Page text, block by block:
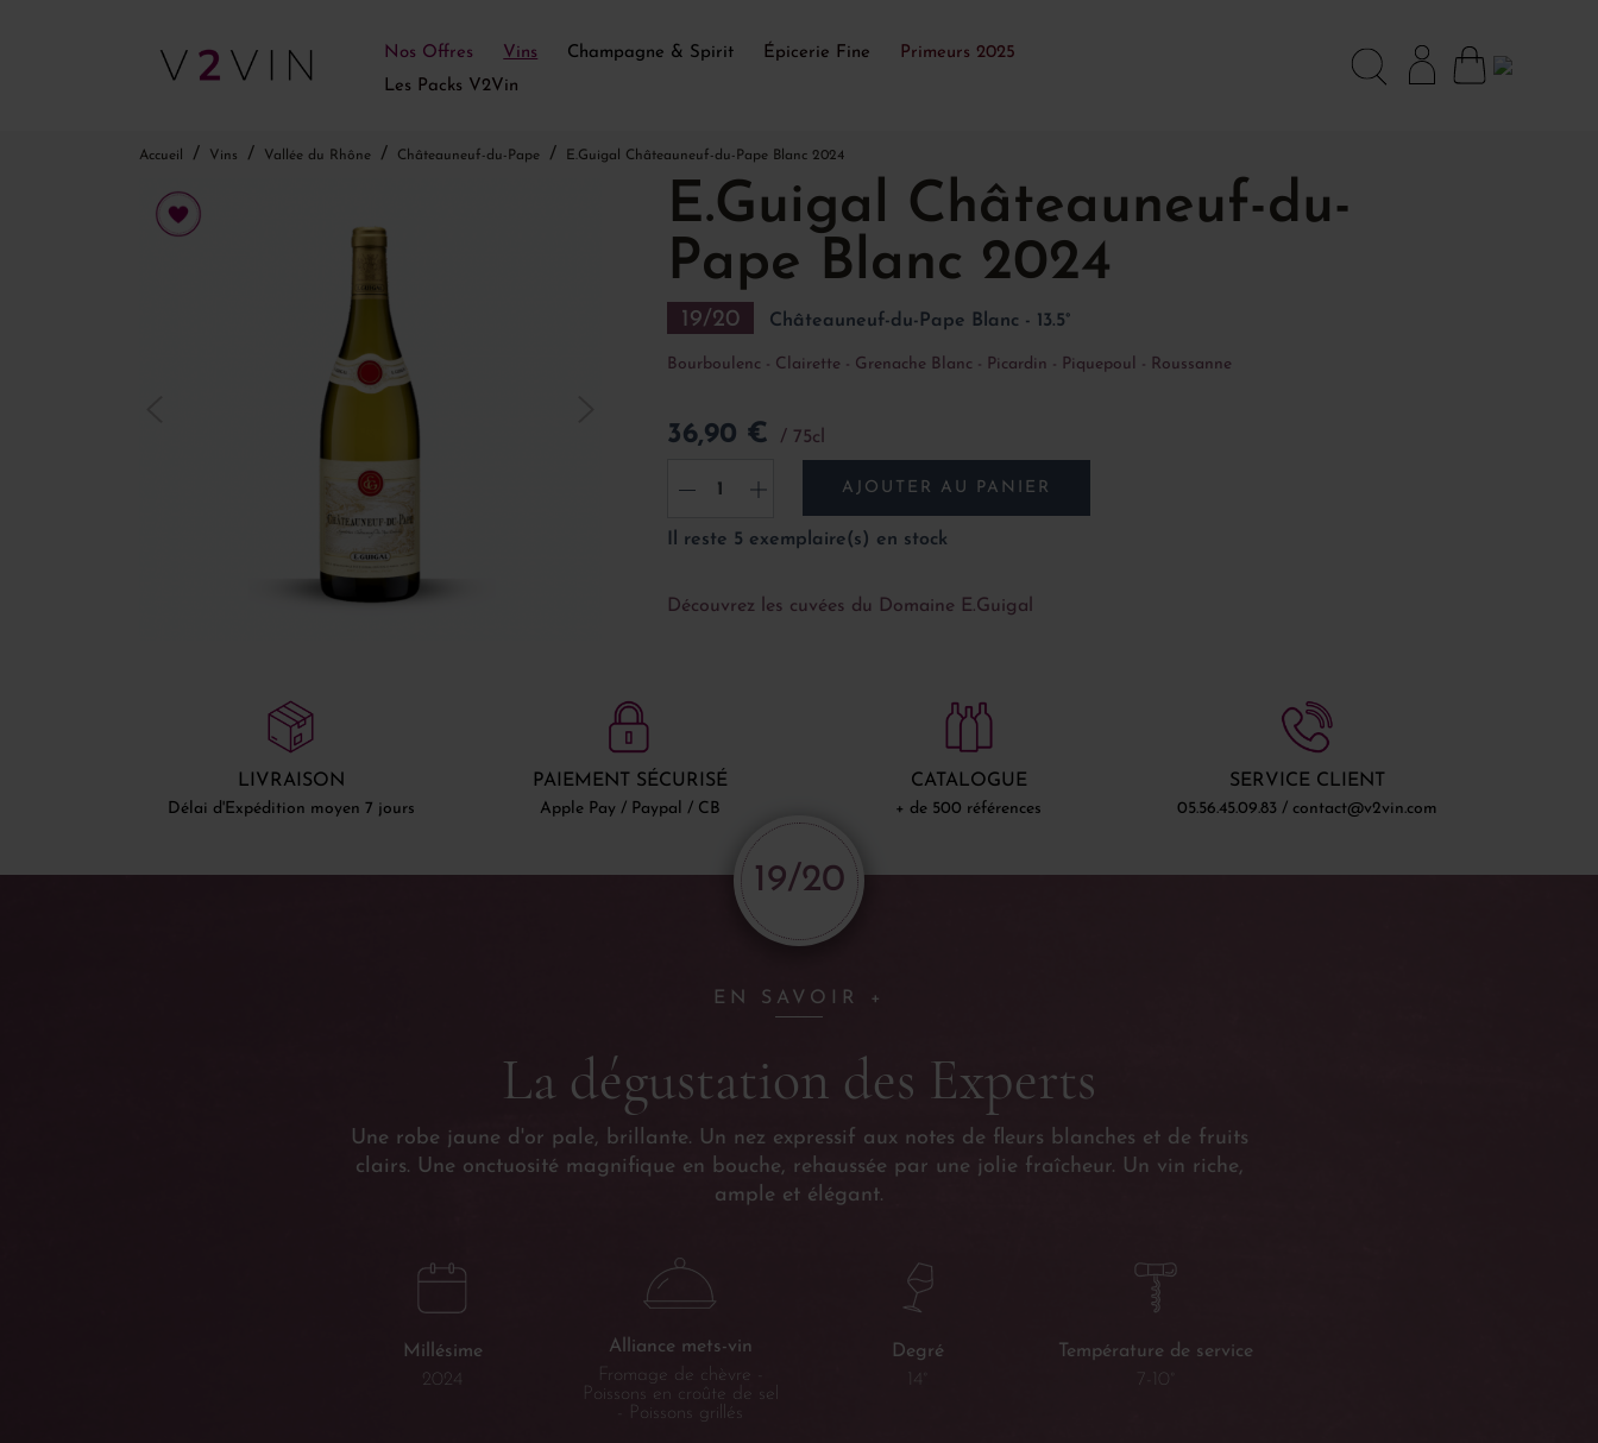
Nos Offres Vins Champagne & Spirit Épicerie Fine
Primeurs 2025
Les Packs V2Vin
Accueil Vins Vallée du Rhône Châteauneuf-du-Pape E.Guigal Châteauneuf-du-Pape Blanc 2024
E.Guigal Châteauneuf-du-
Pape Blanc 2024
19/20 Châteauneuf-du-Pape Blanc - 13.5°
Bourboulenc - Clairette - Grenache Blanc - Picardin - Piquepoul - Roussanne
36,90 € 75cl
- + AJOUTER AU PANIER
Il reste 5 exemplaire(s) en stock
Découvrez les cuvées du Domaine E.Guigal
LIVRAISON
Délai d'Expédition moyen 7 jours
PAIEMENT SÉCURISÉ
Apple Pay / Paypal / CB
CATALOGUE
+ de 500 références
SERVICE CLIENT
05.56.45.09.83 / contact@v2vin.com
19/20
EN SAVOIR +
La dégustation des Experts
Une robe jaune d'or pale, brillante. Un nez expressif aux notes de fleurs blanches et de fruits
clairs. Une onctuosité magnifique en bouche, rehaussée par une jolie fraîcheur. Un vin riche,
ample et élégant.
Millésime
2024
Alliance mets-vin
Fromage de chèvre -
Poissons en croûte de sel
- Poissons grillés
Degré
14°
Température de service
7-10°